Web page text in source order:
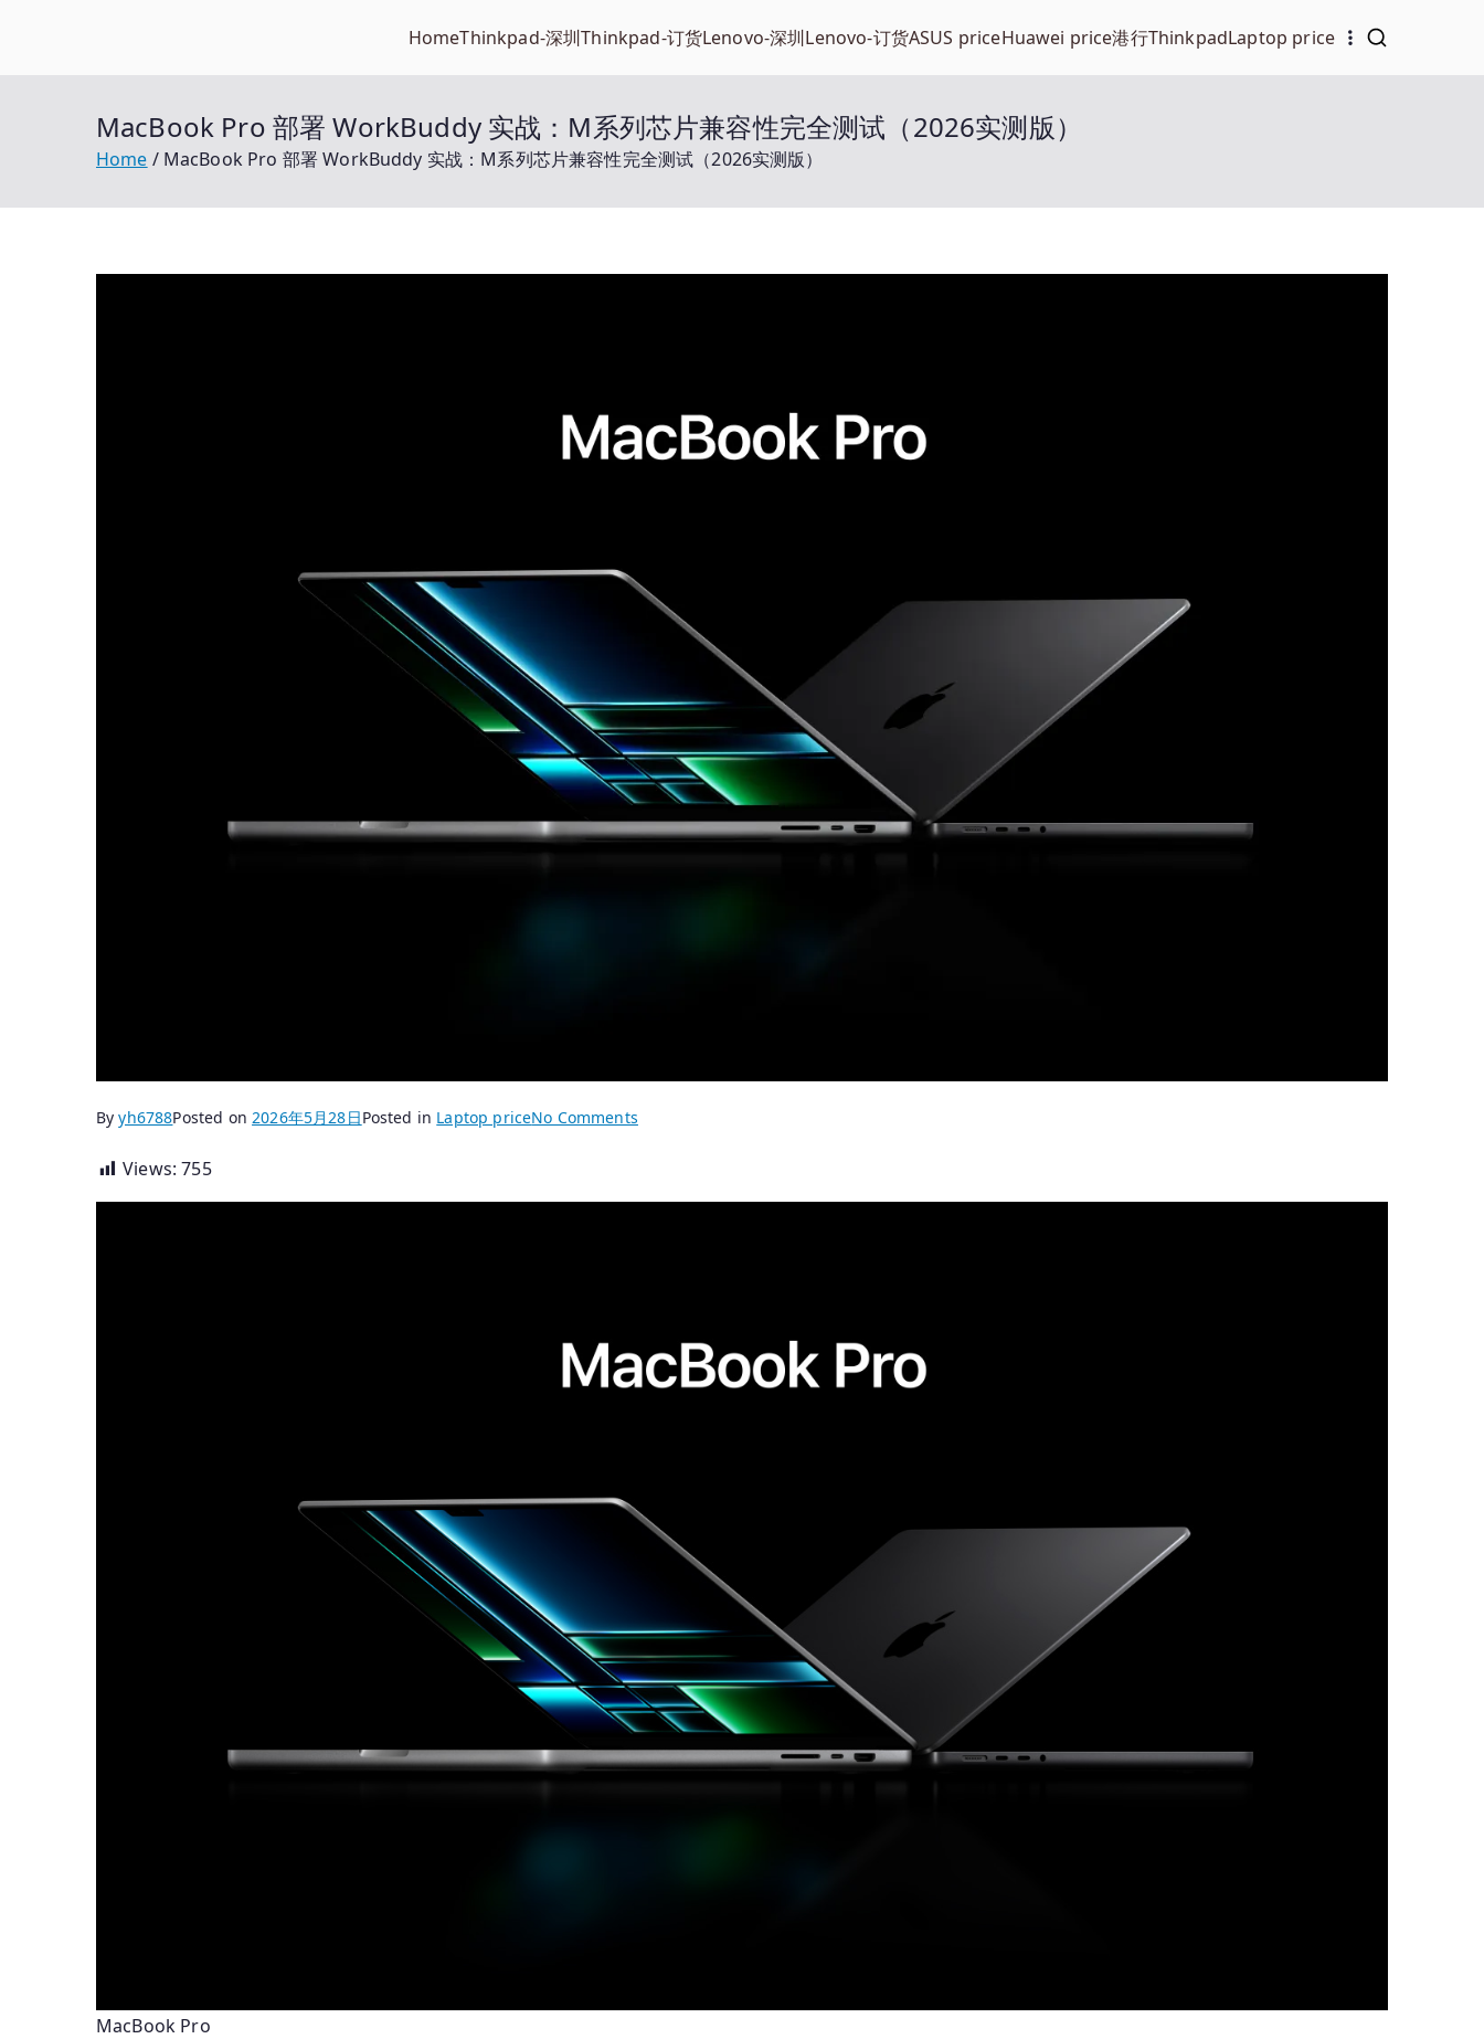
HomeThinkpad-深圳Thinkpad-订货Lenovo-深圳Lenovo-订货ASUS priceHuawei price港行ThinkpadLaptop price
MacBook Pro 部署 WorkBuddy 实战：M系列芯片兼容性完全测试（2026实测版）
Home MacBook Pro 部署 WorkBuddy 实战：M系列芯片兼容性完全测试（2026实测版）
Byyh6788Posted on2026年5月28日Posted in Laptop priceNo Commentson
部
系
列
性
试
（2026
实
测
版）
Views: 755
MacBook Pro